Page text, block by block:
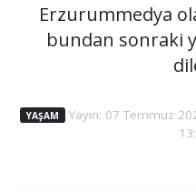
Erzurummedya
bundan sonraki
YAŞAM Yayın: 07 Temmuz